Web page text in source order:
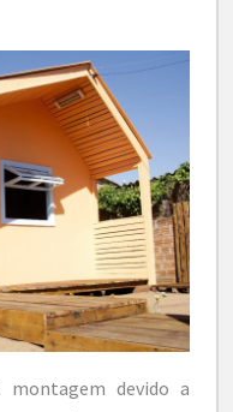
devido a